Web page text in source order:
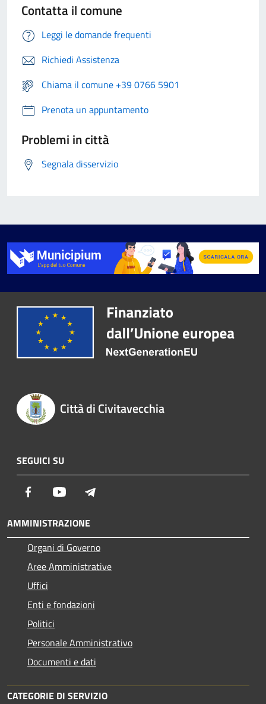
Contatta il comune
Leggi le domande frequenti
Richiedi Assistenza
Chiama il comune +39 0766 5901
Prenota un appuntamento
Problemi in città
Segnala disservizio
Città di Civitavecchia
SEGUICI SU
Facebook Youtube
AMMINISTRAZIONE
Organi di Governo
Aree Amministrative
Uffici
Enti e fondazioni
Politici
Personale Amministrativo
Documenti e dati
CATEGORIE DI SERVIZIO